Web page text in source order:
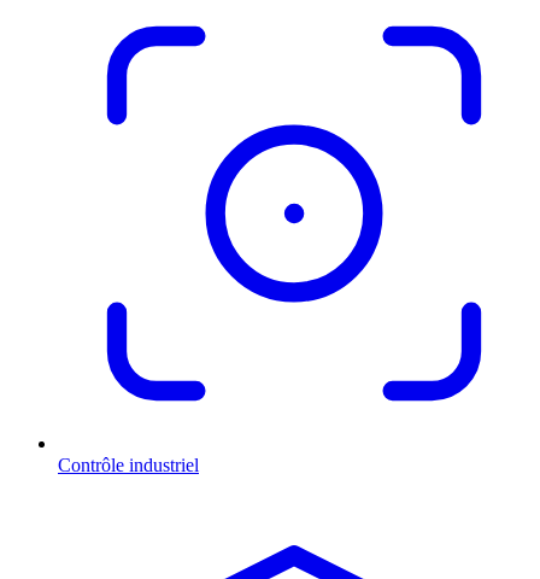
Contrôle industriel